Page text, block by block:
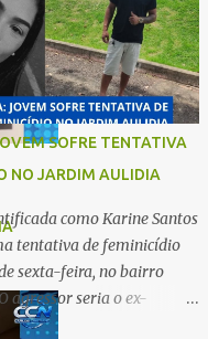
SOFRE TENTATIVA
NO JARDIM AULIDIA
como Karine Santos
tentativa de feminicídio
sexta-feira, no bairro
agressor seria o ex-
quem manteve um